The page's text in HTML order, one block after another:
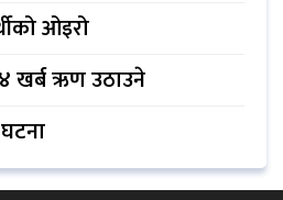
ओइरो
खर्ब ऋण उठाउने